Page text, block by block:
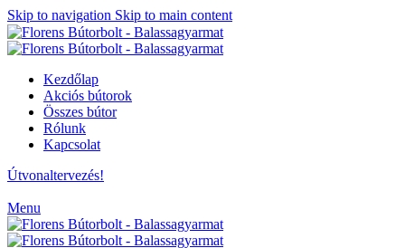
Skip to navigation Skip to main content
Kezdőlap
Akciós bútorok
Összes bútor
Rólunk
Kapcsolat
Útvonaltervezés!
Menu